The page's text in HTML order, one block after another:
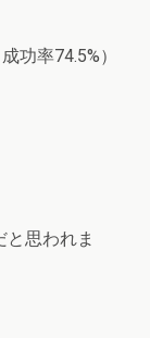
率74.5%）
思われま